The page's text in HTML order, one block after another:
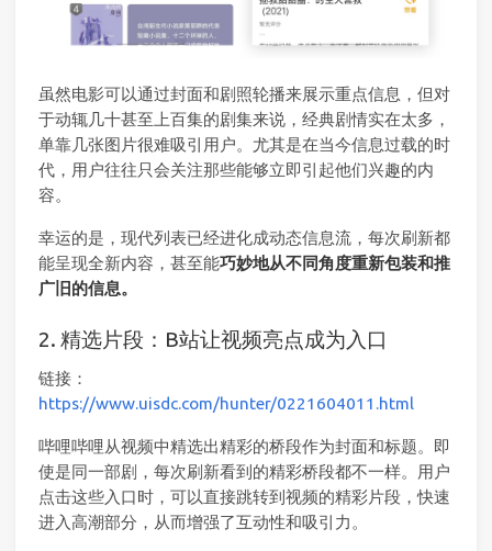
虽然电影可以通过封面和剧照轮播来展示重点信息，但对
于动辄几十甚至上百集的剧集来说，经典剧情实在太多，
单靠几张图片很难吸引用户。尤其是在当今信息过载的时
代，用户往往只会关注那些能够立即引起他们兴趣的内
容。
幸运的是，现代列表已经进化成动态信息流，每次刷新都
能呈现全新内容，甚至能巧妙地从不同角度重新包装和推
广旧的信息。
2. 精选片段：B站让视频亮点成为入口
链接：
https://www.uisdc.com/hunter/0221604011.html
哔哩哔哩从视频中精选出精彩的桥段作为封面和标题。即
使是同一部剧，每次刷新看到的精彩桥段都不一样。用户
点击这些入口时，可以直接跳转到视频的精彩片段，快速
进入高潮部分，从而增强了互动性和吸引力。